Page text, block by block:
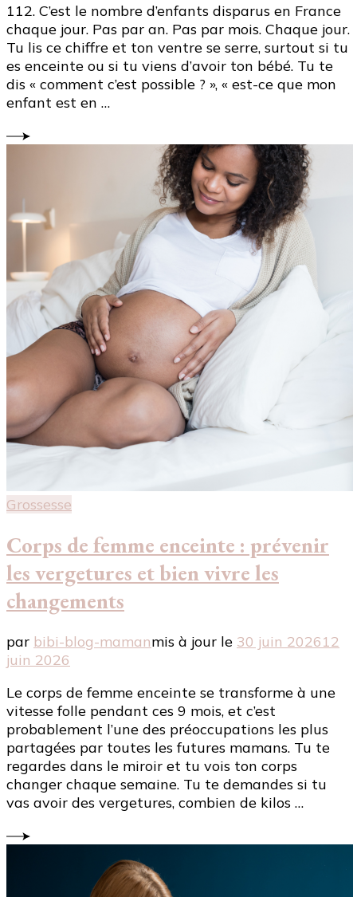
112. C’est le nombre d’enfants disparus en France
chaque jour. Pas par an. Pas par mois. Chaque jour.
Tu lis ce chiffre et ton ventre se serre, surtout si tu
es enceinte ou si tu viens d’avoir ton bébé. Tu te
dis « comment c’est possible ? », « est-ce que mon
enfant est en …
Grossesse
Corps de femme enceinte : prévenir
les vergetures et bien vivre les
changements
par bibi-blog-mamanmis à jour le 30 juin 202612
juin 2026
Le corps de femme enceinte se transforme à une
vitesse folle pendant ces 9 mois, et c’est
probablement l’une des préoccupations les plus
partagées par toutes les futures mamans. Tu te
regardes dans le miroir et tu vois ton corps
changer chaque semaine. Tu te demandes si tu
vas avoir des vergetures, combien de kilos …